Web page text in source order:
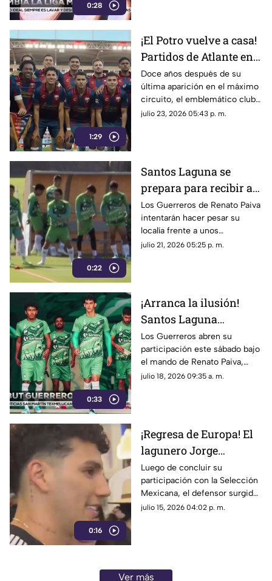
0:28
1:29
¡El Potro vuelve a casa!
Partidos de Atlante en
Primera División se
vivirán por TV Azteca
Doce años después de su
última aparición en el máximo
circuito, el emblemático club
azulgrana revive su gran
julio 23, 2026 05:43 p. m.
0:22
Santos Laguna se
prepara para recibir al
Atlas y busca su primer
triunfo
Los Guerreros de Renato Paiva
intentarán hacer pesar su
localía frente a unos
Rojinegros que llegan
julio 21, 2026 05:25 p. m.
0:33
¡Arranca la ilusión!
Santos Laguna
debutará en el Apertura
2026 visitando a los
Rayados de Monterrey
Los Guerreros abren su
participación este sábado bajo
el mando de Renato Paiva,
buscando repetir la reciente
julio 18, 2026 09:35 a. m.
0:16
¡Regresa de Europa! El
lagunero Jorge
Sánchez es nuevo
refuerzo del Atlas
Luego de concluir su
participación con la Selección
Mexicana, el defensor surgido
de las fuerzas básicas de
julio 15, 2026 04:02 p. m.
Ver más